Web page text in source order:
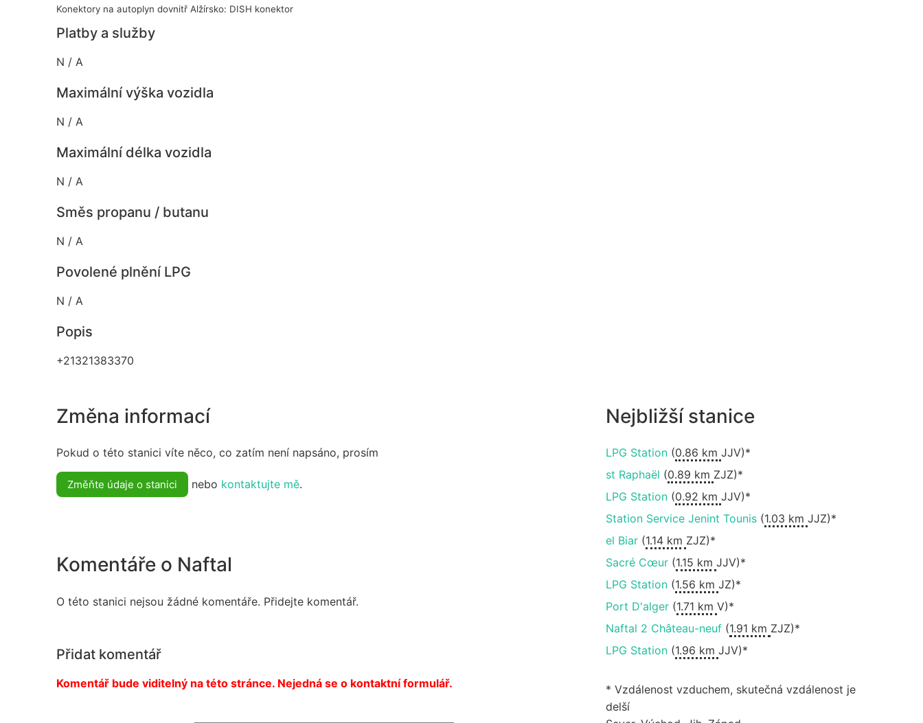
Konektory na autoplyn dovnitř Alžírsko: DISH konektor
Platby a služby
N / A
Maximální výška vozidla
N / A
Maximální délka vozidla
N / A
Směs propanu / butanu
N / A
Povolené plnění LPG
N / A
Popis
+21321383370
Změna informací
Pokud o této stanici víte něco, co zatím není napsáno, prosím
Změňte údaje o stanici nebo kontaktujte mě.
Komentáře o Naftal
O této stanici nejsou žádné komentáře. Přidejte komentář.
Přidat komentář
Komentář bude viditelný na této stránce. Nejedná se o kontaktní formulář.
Nejbližší stanice
LPG Station(0.86 km JJV)*
st Raphaël (0.89 km ZJZ)*
LPG Station(0.92 km JJV)*
Station Service Jenint Tounis(1.03 km JJZ)*
el Biar(1.14 km ZJZ)*
Sacré Cœur(1.15 km JJV)*
LPG Station(1.56 km JZ)*
Port D'alger(1.71 km V)*
Naftal 2 Château-neuf(1.91 km ZJZ)*
LPG Station(1.96 km JJV)*
* Vzdálenost vzduchem, skutečná vzdálenost je
delší